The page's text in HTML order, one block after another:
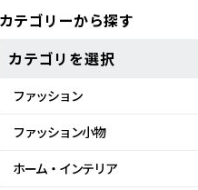
カテゴリーから探す
カテゴリを選択
ファッション
ファッション小物
ホーム・ インテリア